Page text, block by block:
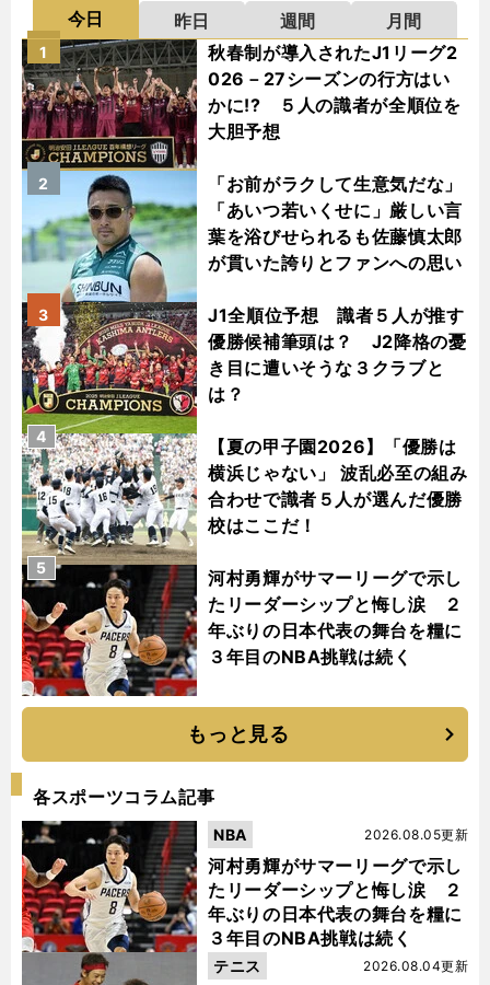
今日 昨日 週間
月間
秋春制が導入されたJ1リーグ2
026－27シーズンの行方はい
かに!? ５人の識者が全順位を
大胆予想
1
「お前がラクして生意気だな」
「あいつ若いくせに」厳しい言
葉を浴びせられるも佐藤慎太郎
が貫いた誇りとファンへの思い
2
J1全順位予想 識者５人が推す
優勝候補筆頭は？ J2降格の憂
き目に遭いそうな３クラブと
は？
3
【夏の甲子園2026】「優勝は
横浜じゃない」 波乱必至の組み
合わせで識者５人が選んだ優勝
校はここだ！
4
河村勇輝がサマーリーグで示し
たリーダーシップと悔し涙 ２
年ぶりの日本代表の舞台を糧に
３年目のNBA挑戦は続く
5
もっと見る
各スポーツコラム記事
河村勇輝がサマーリーグで示し
たリーダーシップと悔し涙 ２
年ぶりの日本代表の舞台を糧に
３年目のNBA挑戦は続く
2026.08.05更新
NBA
2026.08.04更新
テニス